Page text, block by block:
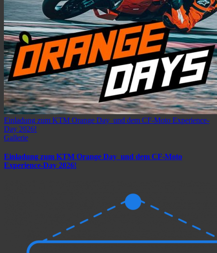
Einladung zum KTM Orange Day und dem CF-Moto Experience-
Day 2026!
Gallerie
Einladung zum KTM Orange Day und dem CF-Moto
Experience-Day 2026!